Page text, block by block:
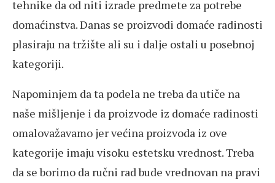
tehnike da od niti izrade predmete za potrebe
domaćinstva. Danas se proizvodi domaće radinosti
plasiraju na tržište ali su i dalje ostali u posebnoj
kategoriji.
Napominjem da ta podela ne treba da utiče na
naše mišljenje i da proizvode iz domaće radinosti
omalovažavamo jer većina proizvoda iz ove
kategorije imaju visoku estetsku vrednost. Treba
da se borimo da ručni rad bude vrednovan na pravi